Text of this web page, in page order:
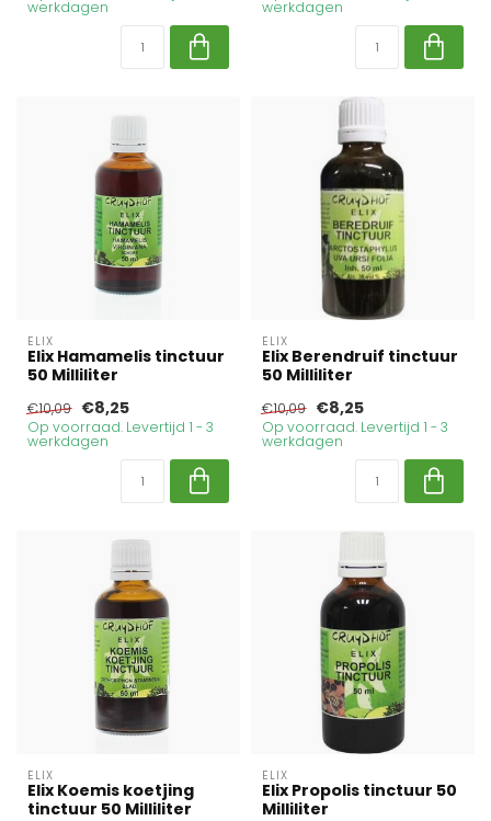
werkdagen werkdagen
ELIX
Elix Hamamelis tinctuur
50 Milliliter
€10,09 €8,25
Op voorraad. Levertijd 1 - 3
werkdagen
ELIX
Elix Berendruif tinctuur
50 Milliliter
€10,09 €8,25
Op voorraad. Levertijd 1 - 3
werkdagen
ELIX
Elix Koemis koetjing
tinctuur 50 Milliliter
ELIX
Elix Propolis tinctuur 50
Milliliter